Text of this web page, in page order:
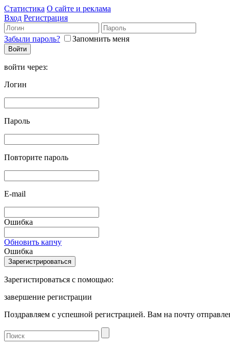
Статистика О сайте и реклама
Вход Регистрация
Забыли пароль? Запомнить меня
войти через:
Логин
Пароль
Повторите пароль
E-mail
Ошибка
Обновить капчу
Ошибка
Зарегистироваться с помощью:
завершение регистрации
Поздравляем с успешной регистрацией. Вам на почту